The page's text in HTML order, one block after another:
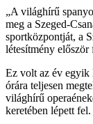
„A világhírű
meg a Szeged-
sportközpontját, a
létesítmény először
Ez volt az év egyik
órára teljesen
világhírű
keretében lépett fel.